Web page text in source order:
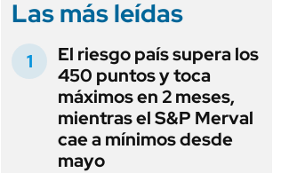
Las más leídas
El riesgo país supera los
450 puntos y toca
máximos en 2 meses,
mientras el S&P Merval
cae a mínimos desde
mayo